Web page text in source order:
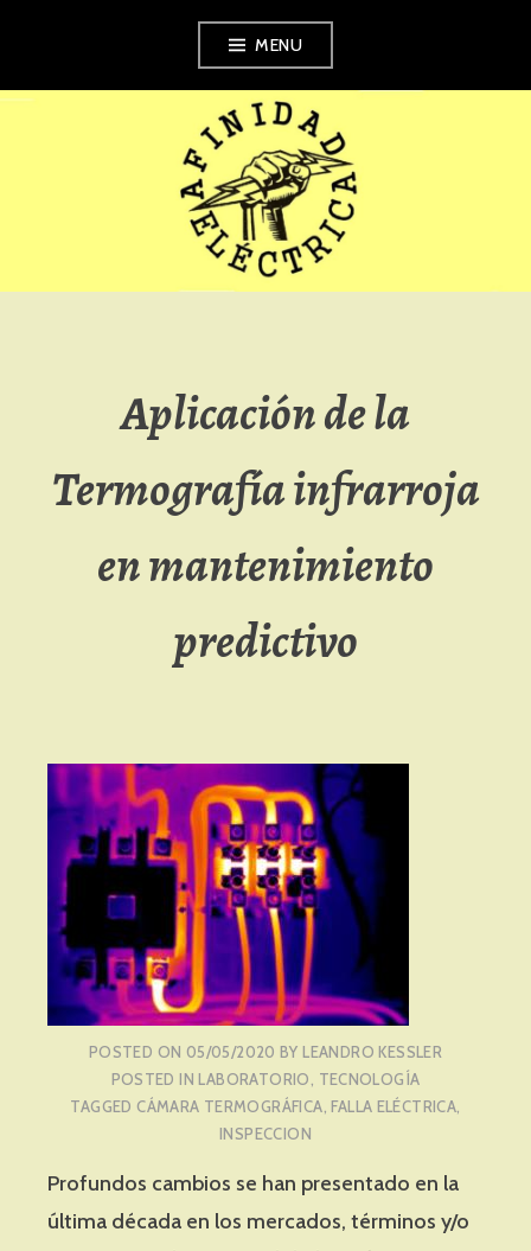
content
MENU
AFINIDAD
ELÉCTRICA
Aplicación de la
Termografía infrarroja
en mantenimiento
predictivo
POSTED ON 05/05/2020 BYLEANDRO KESSLER
POSTED INLABORATORIO, TECNOLOGÍA
TAGGED CÁMARA TERMOGRÁFICA,FALLA ELÉCTRICA,
INSPECCION
Profundos cambios se han presentado en la
última década en los mercados, términos y/o